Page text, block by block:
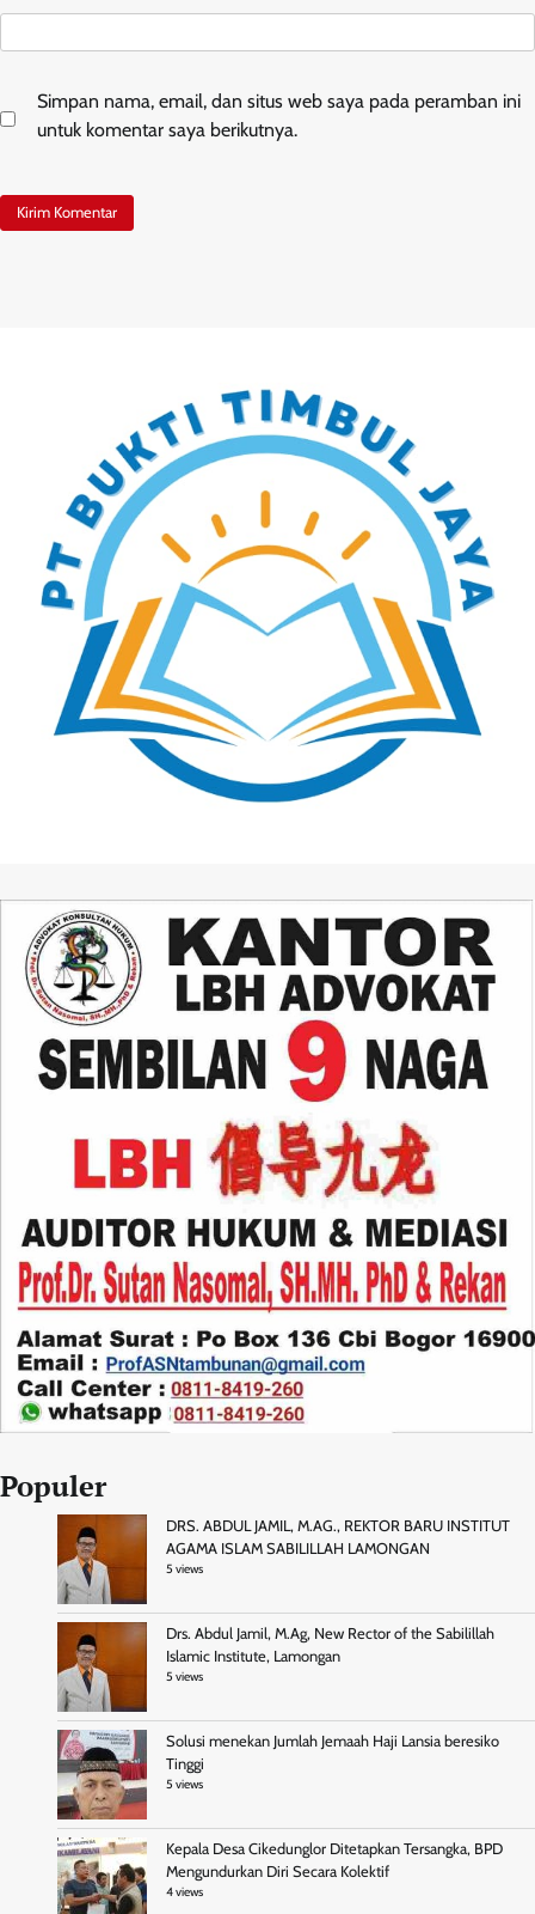
Simpan nama, email, dan situs web saya pada peramban ini
untuk komentar saya berikutnya.
Populer
DRS. ABDUL JAMIL, M.AG., REKTOR BARU INSTITUT
AGAMA ISLAM SABILILLAH LAMONGAN
5 views
Drs. Abdul Jamil, M.Ag, New Rector of the Sabilillah
Islamic Institute, Lamongan
5 views
Solusi menekan Jumlah Jemaah Haji Lansia beresiko
Tinggi
5 views
Kepala Desa Cikedunglor Ditetapkan Tersangka, BPD
Mengundurkan Diri Secara Kolektif
4 views